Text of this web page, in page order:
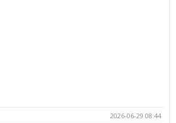
2026-06-29 08:44